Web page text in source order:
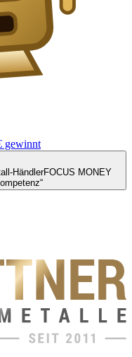
gewinnt
HändlerFOCUS MONEY